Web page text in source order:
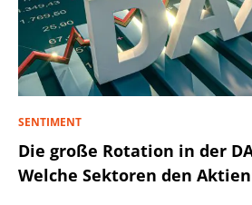
SENTIMENT
Die große Rotation in der
Welche Sektoren den